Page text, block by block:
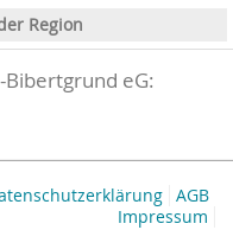
Region
eG:
AGB
Impressum